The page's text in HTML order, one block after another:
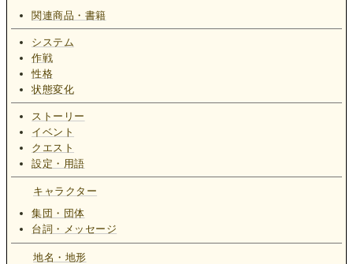
関連商品・書籍
システム
作戦
性格
状態変化
ストーリー
イベント
クエスト
設定・用語
キャラクター
集団・団体
台詞・メッセージ
地名・地形